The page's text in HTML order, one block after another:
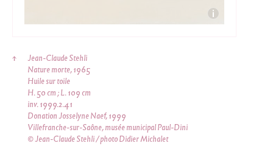
↑
Jean-Claude Stehli
Nature morte, 1965
Huile sur toile
H. 50 cm ; L. 109 cm
inv. 1999.2.41
Donation Josselyne Naef, 1999
Villefranche-sur-Saône, musée municipal Paul-Dini
© Jean-Claude Stehli / photo Didier Michalet